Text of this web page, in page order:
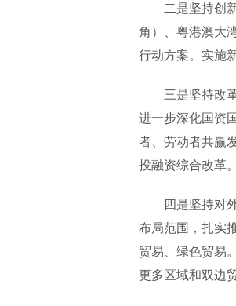
二是坚持创新
角）、粤港澳大
行动方案。实施
三是坚持改革
进一步深化国资
者、劳动者共赢
投融资综合改革
四是坚持对外
布局范围，扎实
贸易、绿色贸易
更多区域和双边